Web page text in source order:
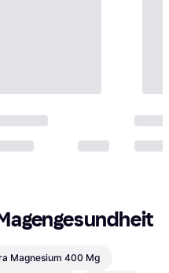
Magnesium 400 Mg